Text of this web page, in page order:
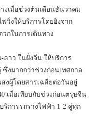
งเมื่อช่วงต้นเดือนธันวาคม
วิ่งให้บริการโดยอิงจาก
กในการเดินทาง
ลาว ในฝั่งจีน ให้บริการ
งมากกว่าช่วงก่อนเทศกาล
งผู้โดยสารเฉลี่ยต่อวันอยู่
เมื่อเทียบกับช่วงก่อนตรุษจีน
การรถรางไฟฟ้า 1-2 คู่ทุก